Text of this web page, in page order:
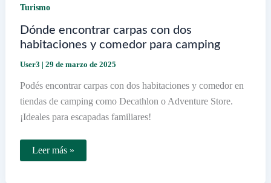
Turismo
Dónde encontrar carpas con dos
habitaciones y comedor para camping
User3 | 29 de marzo de 2025
Podés encontrar carpas con dos habitaciones y comedor en
tiendas de camping como Decathlon o Adventure Store.
¡Ideales para escapadas familiares!
Dónde
encontrar
Leer más »